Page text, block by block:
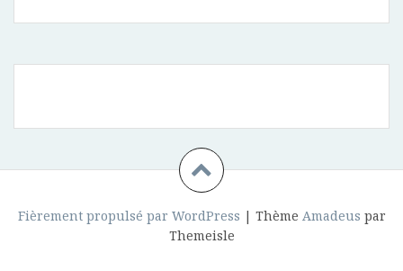
Fièrement propulsé par WordPress | Thème Amadeus par
Themeisle